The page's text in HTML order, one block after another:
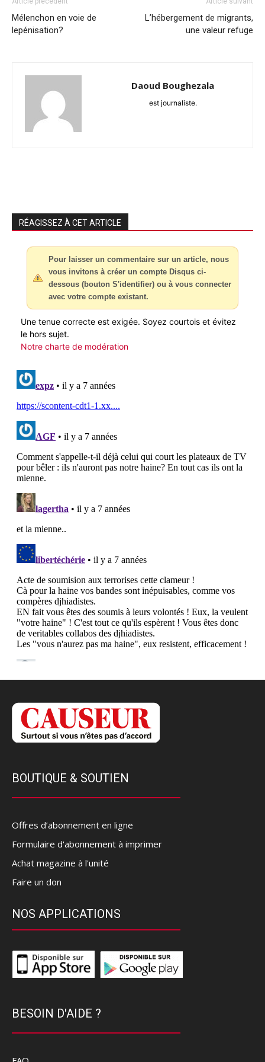
Mélenchon en voie de
lepénisation?
L’hébergement de migrants,
une valeur refuge
Daoud Boughezala
est journaliste.
RÉAGISSEZ À CET ARTICLE
Pour laisser un commentaire sur un article, nous
vous invitons à créer un compte Disqus ci-
dessous (bouton S'identifier) ou à vous connecter
avec votre compte existant.
Une tenue correcte est exigée. Soyez courtois et évitez
le hors sujet.
Notre charte de modération
BOUTIQUE & SOUTIEN
Offres d’abonnement en ligne
Formulaire d'abonnement à imprimer
Achat magazine à l'unité
Faire un don
NOS APPLICATIONS
BESOIN D'AIDE ?